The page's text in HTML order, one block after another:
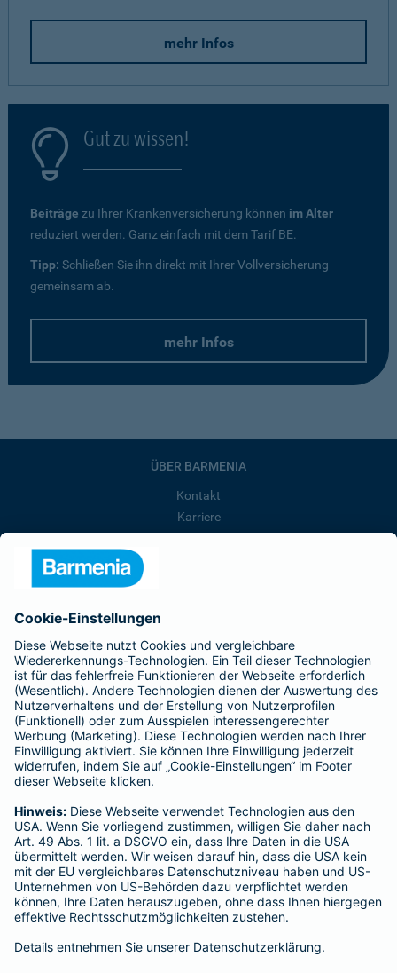
mehr Infos
Gut zu wissen!
Beiträge zu Ihrer Krankenversicherung können im Alter
reduziert werden. Ganz einfach mit dem Tarif BE.
Tipp: Schließen Sie ihn direkt mit Ihrer Vollversicherung
gemeinsam ab.
mehr Infos
ÜBER BARMENIA
Kontakt
Karriere
Barmenia ist Teil der BarmeniaGothaer
BELIEBTE SEITEN
Kranken-Zusatzversicherung
Tierversicherungen
Haftpflichtversicherung
Hausratversicherung
Adresse ändern
Schaden melden
Kilometerstandsmeldung
Serviceübersicht